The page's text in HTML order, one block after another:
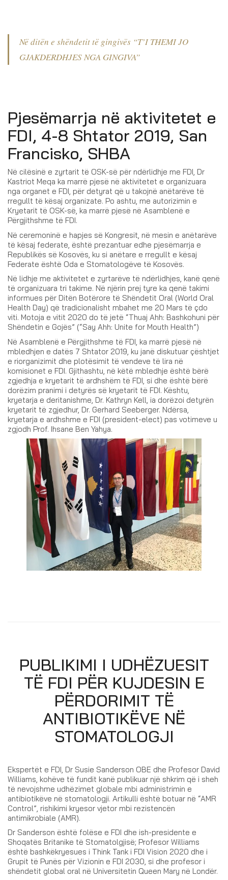
Në ditën e shëndetit të gingivës “T’I THEMI JO
GJAKDERDHJES NGA GINGIVA”
Pjesëmarrja në aktivitetet e
FDI, 4-8 Shtator 2019, San
Francisko, SHBA
Në cilësinë e zyrtarit të OSK-së për ndërlidhje me FDI, Dr
Kastriot Meqa ka marrë pjesë në aktivitetet e organizuara
nga organet e FDI, për detyrat që u takojnë anëtarëve të
rregullt të kësaj organizate. Po ashtu, me autorizimin e
Kryetarit të OSK-së, ka marrë pjesë në Asamblenë e
Përgjithshme të FDI.
Në ceremoninë e hapjes së Kongresit, në mesin e anëtarëve
të kësaj federate, është prezantuar edhe pjesëmarrja e
Republikës së Kosovës, ku si anëtare e rregullt e kësaj
Federate është Oda e Stomatologëve të Kosovës.
Në lidhje me aktivitetet e zyrtarëve të ndërlidhjes, kanë qenë
të organizuara tri takime. Në njërin prej tyre ka qenë takimi
informues për Ditën Botërore të Shëndetit Oral (World Oral
Health Day) që tradicionalisht mbahet me 20 Mars të çdo
viti. Motoja e vitit 2020 do të jetë “Thuaj Ahh: Bashkohuni për
Shëndetin e Gojës” (“Say Ahh: Unite for Mouth Health”)
Në Asamblenë e Përgjithshme të FDI, ka marrë pjesë në
mbledhjen e datës 7 Shtator 2019, ku janë diskutuar çështjet
e riorganizimit dhe plotësimit të vendeve të lira në
komisionet e FDI. Gjithashtu, në këtë mbledhje është bërë
zgjedhja e kryetarit të ardhshëm të FDI, si dhe është bërë
dorëzim pranimi i detyrës së kryetarit të FDI. Kështu,
kryetarja e deritanishme, Dr. Kathryn Kell, ia dorëzoi detyrën
kryetarit të zgjedhur, Dr. Gerhard Seeberger. Ndërsa,
kryetarja e ardhshme e FDI (president-elect) pas votimeve u
zgjodh Prof. Ihsane Ben Yahya.
PUBLIKIMI I UDHËZUESIT
TË FDI PËR KUJDESIN E
PËRDORIMIT TË
ANTIBIOTIKËVE NË
STOMATOLOGJI
Ekspertët e FDI, Dr Susie Sanderson OBE dhe Profesor David
Williams, kohëve të fundit kanë publikuar një shkrim që i sheh
të nevojshme udhëzimet globale mbi administrimin e
antibiotikëve në stomatologji. Artikulli është botuar në “AMR
Control”, rishikimi kryesor vjetor mbi rezistencën
antimikrobiale (AMR).
Dr Sanderson është folëse e FDI dhe ish-presidente e
Shoqatës Britanike të Stomatolgjisë; Profesor Williams
është bashkëkryesues i Think Tank i FDI Vision 2020 dhe i
Grupit të Punës për Vizionin e FDI 2030, si dhe profesor i
shëndetit global oral në Universitetin Queen Mary në Londër.